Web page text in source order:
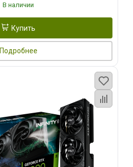
В наличии
Купить
Подробнее